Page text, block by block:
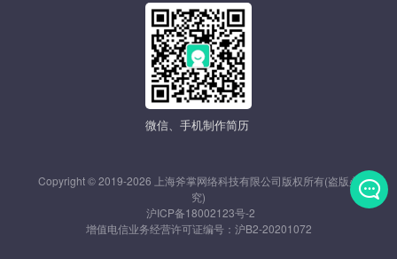
微信、手机制作简历
Copyright © 2019-2026 上海斧掌网络科技有限公司版权所有(盗版必
究)
沪ICP备18002123号-2
增值电信业务经营许可证编号： 沪B2-20201072